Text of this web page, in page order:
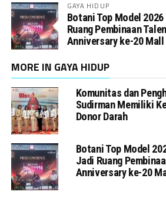
GAYA HIDUP
Botani Top Model
Ruang Pembinaan
Anniversary ke-20
MORE IN GAYA HIDUP
Komunitas dan
Sudirman Memiliki
Donor Darah
Botani Top Model
Jadi Ruang
Anniversary ke-20